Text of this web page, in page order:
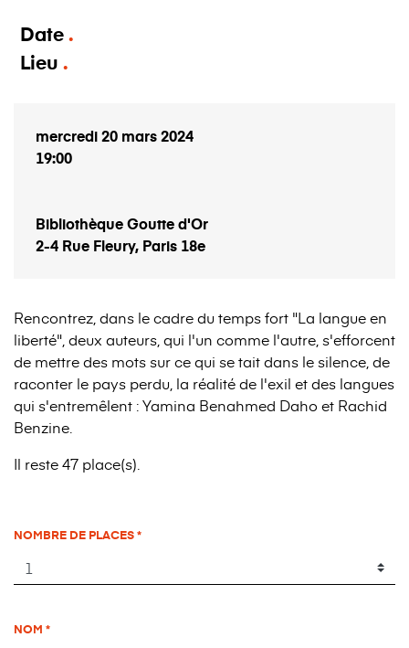
Date
Lieu
mercredi 20 mars 2024
19:00
Bibliothèque Goutte d'Or
2-4 Rue Fleury, Paris 18e
Rencontrez, dans le cadre du temps fort "La langue en
liberté", deux auteurs, qui l'un comme l'autre, s'efforcent
de mettre des mots sur ce qui se tait dans le silence, de
raconter le pays perdu, la réalité de l'exil et des langues
qui s'entremêlent : Yamina Benahmed Daho et Rachid
Benzine.
Il reste 47 place(s).
NOMBRE DE PLACES
NOM